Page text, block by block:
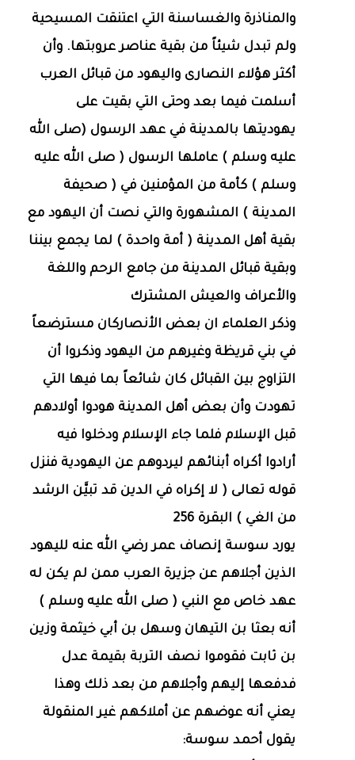
والمناذرة والغساسنة التي اعتنقت المسيحية
ولم تبدل شيئاً من بقية عناصر عروبتها. وأن
أكثر هؤلاء النصارى واليهود من قبائل العرب
أسلمت فيما بعد وحتى التي بقيت على
يهوديتها بالمدينة في عهد الرسول (صلى الله
عليه وسلم ) عاملها الرسول ( صلى الله عليه
وسلم ) كأمة من المؤمنين في ( صحيفة
المدينة ) المشهورة والتي نصت أن اليهود مع
بقية أهل المدينة ( أمة واحدة ) لما يجمع بيننا
وبقية قبائل المدينة من جامع الرحم واللغة
والأعراف والعيش المشترك
وذكر العلماء ان بعض الأنصاركان مسترضعاً
في بني قريظة وغيرهم من اليهود وذكروا أن
التزاوج بين القبائل كان شائعاً بما فيها التي
تهودت وأن بعض أهل المدينة هودوا أولادهم
قبل الإسلام فلما جاء الإسلام ودخلوا فيه
أرادوا أكراه أبنائهم ليردوهم عن اليهودية فنزل
قوله تعالى ( لا إكراه في الدين قد تبيَّن الرشد
من الغي ) البقرة 256
يورد سوسة إنصاف عمر رضي الله عنه لليهود
الذين أجلاهم عن جزيرة العرب ممن لم يكن له
عهد خاص مع النبي ( صلى الله عليه وسلم )
أنه بعثا بن التيهان وسهل بن أبي خيثمة وزين
بن ثابت فقوموا نصف التربة بقيمة عدل
فدفعها إليهم وأجلاهم من بعد ذلك وهذا
يعني أنه عوضهم عن أملاكهم غير المنقولة
يقول أحمد سوسة: